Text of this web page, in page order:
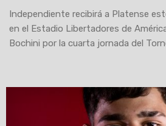
Independiente recibirá a Platense
en el Estadio Libertadores de
Bochini por la cuarta jornada del